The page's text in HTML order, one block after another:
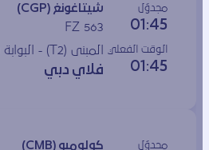
مجدوَل
01:45
شيتاغونغ (CGP)
FZ 563
الوقت الفعلي
01:45
المبنى (T2) - البوابة (
فلاي دبي
مجدوَل كولومبو (CMB)